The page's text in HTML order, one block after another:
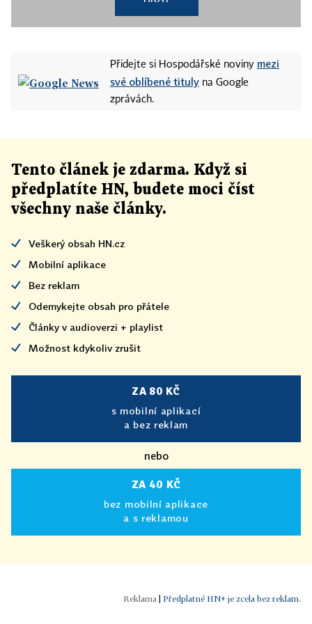
16. října 2007 - Výrobní hala továrny společnosti
vyrábějící zdravotnický obvazový materiál. Při
požáru nebyl nikdo zraněn. Plameny poškodily
halu na zpracování bavlny, shořelo několik strojů.
200 milionů korun
6. listopadu 2008 - Požár skladu textilu a obuvi v
tržnici Sapa v Praze-Libuši. S ohněm bojovalo 420
hasičů, akce se z hlediska nasazených lidí řadí k
9. června 2012 - V hangáru ruzyňského shořelo
letadlo ATR 42 patřící společnosti ČSA letiště.
Podle odhadu hasičů škoda činí asi 200 milionů
korun, aerolinky zatím rozsah škod nepotvrdily.
Příčina požáru se vyšetřuje.
Zdroj: ČTK
Přidejte si Hospodářské noviny mezi
své oblíbené tituly na Google
zprávách.
Tento článek je zdarma. Když si
předplatíte HN, budete moci číst
všechny naše články.
Veškerý obsah HN.cz
Mobilní aplikace
Bez reklam
Odemykejte obsah pro přátele
Články v audioverzi + playlist
Možnost kdykoliv zrušit
ZA 80 KČ
s mobilní aplikací
a bez reklam
nebo
ZA 40 KČ
bez mobilní aplikace
a s reklamou
Předplatné HN+ je zcela bez reklam.